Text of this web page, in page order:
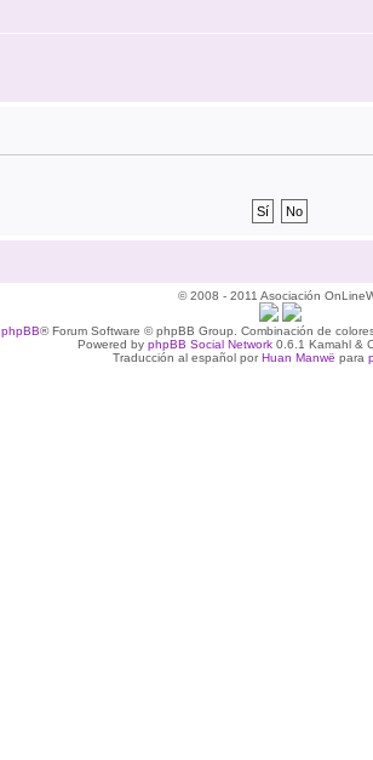
© 2008 - 2011 Asociación
phpBB® Forum Software © phpBB Group. Combinación de
Powered by phpBB Social Network 0.6.1 Kamahl &
Traducción al español porHuan Manwë para